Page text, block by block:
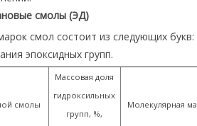
смолы (ЭД)
смол состоит из следующих
эпоксидных групп.
смолы
Массовая доля
гидроксильных
групп, %,
Молекулярная